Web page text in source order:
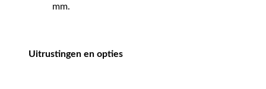
mm.
Uitrustingen en opties